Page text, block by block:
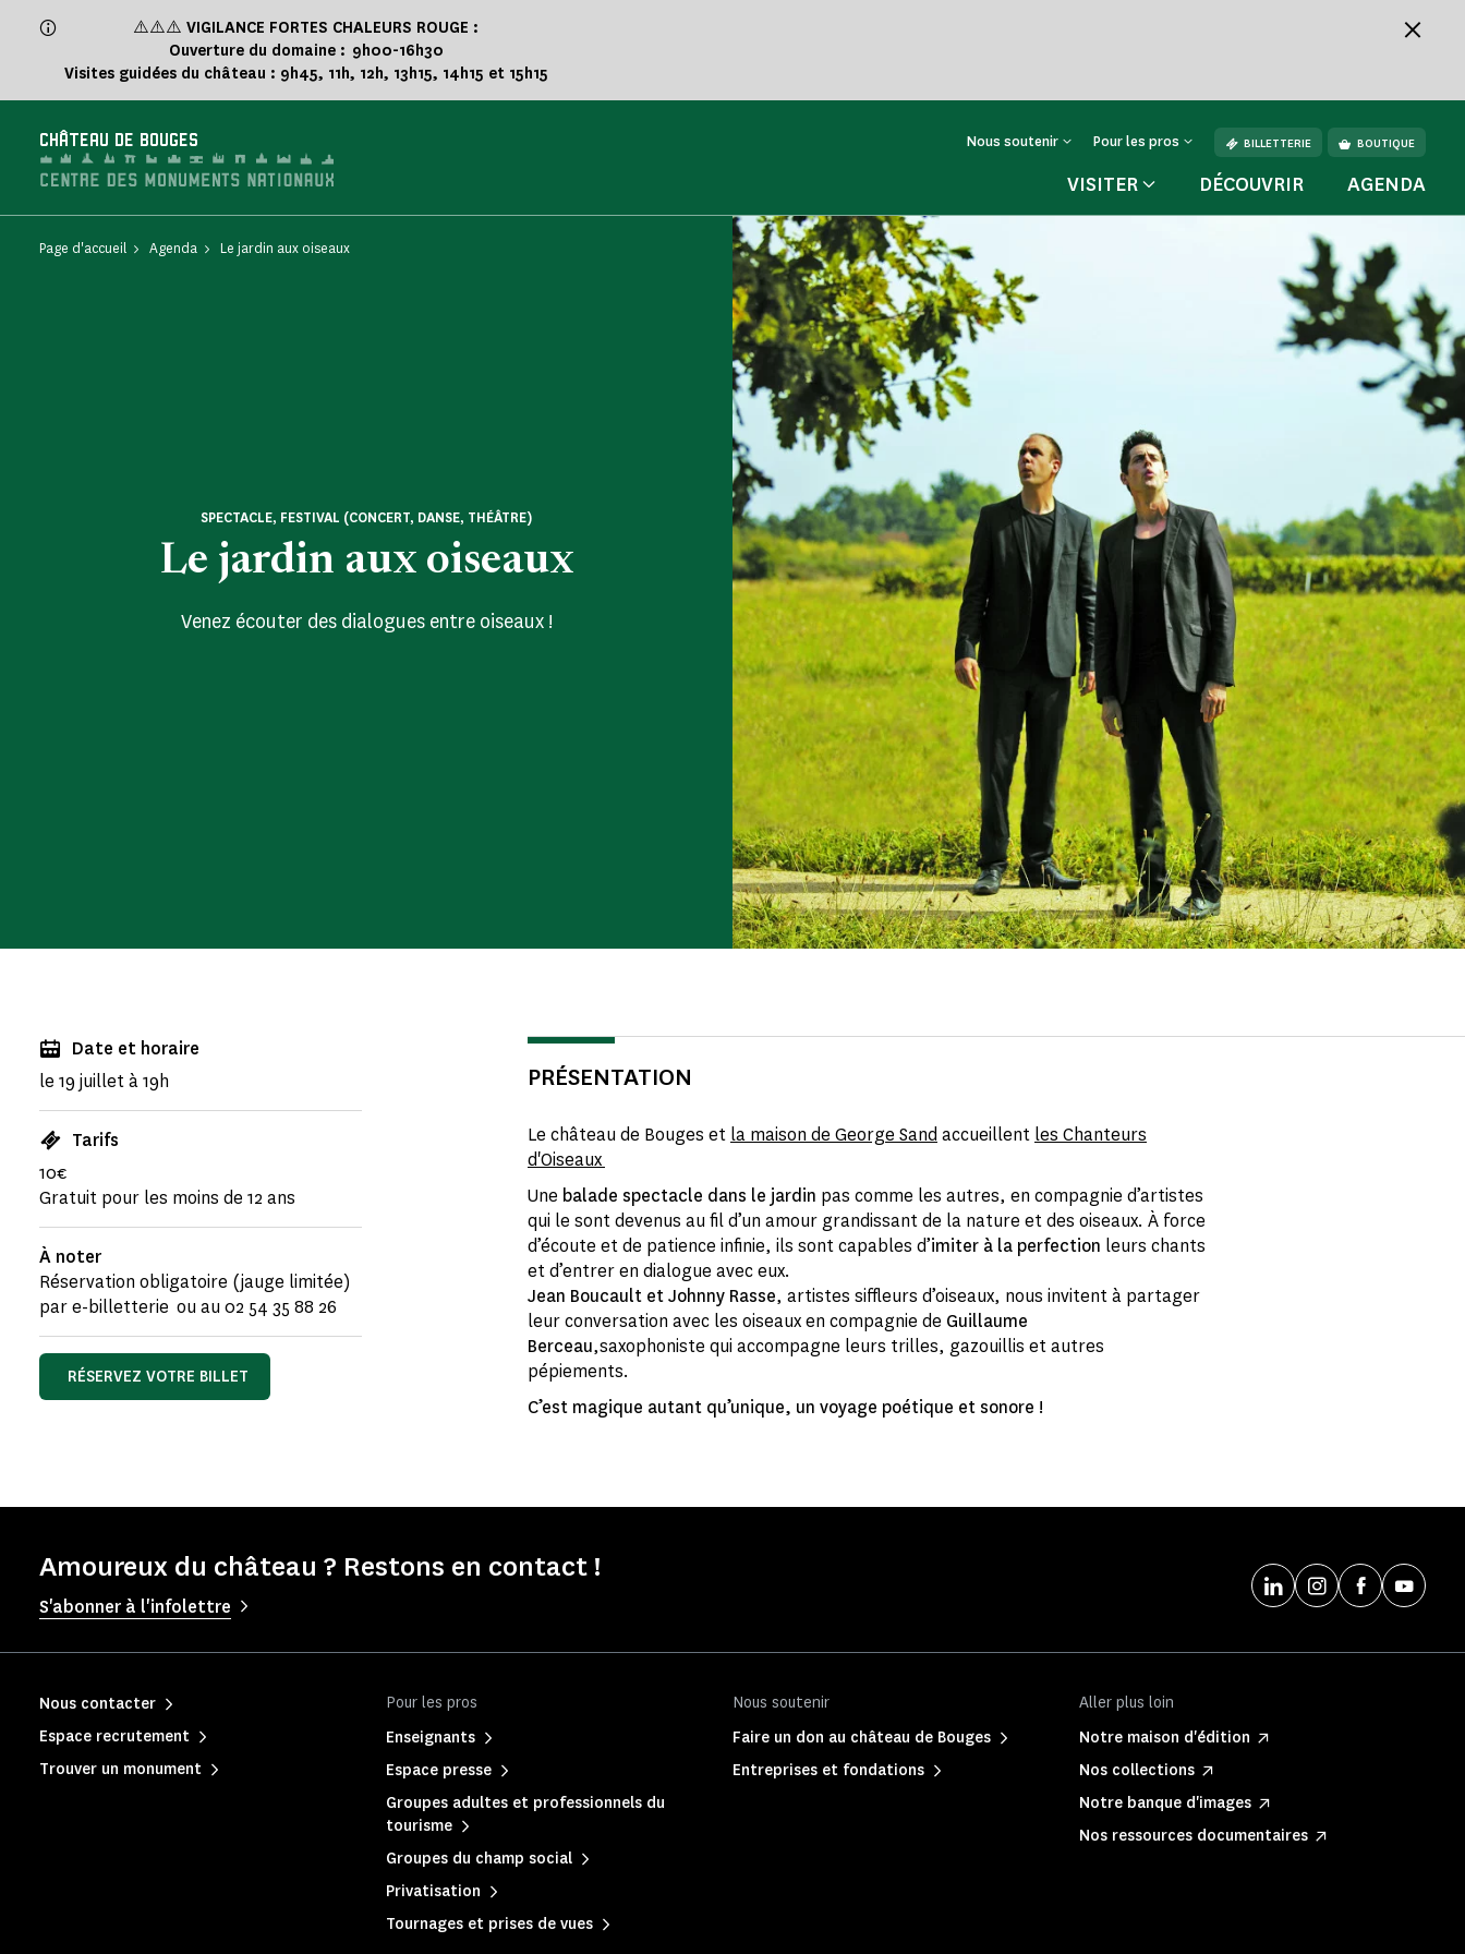
⚠️⚠️⚠️ VIGILANCE FORTES CHALEURS ROUGE :
Ouverture du domaine : 9h00-16h30
Visites guidées du château : 9h45, 11h, 12h, 13h15, 14h15 et 15h15
CHÂTEAU DE BOUGES Nous soutenir Pour les pros BILLETTERIE BOUTIQUE
VISITER DÉCOUVRIR AGENDA
Page d'accueil Agenda Le jardin aux oiseaux
Le jardin aux oiseaux
SPECTACLE, FESTIVAL (CONCERT, DANSE, THÉÂTRE)
Venez écouter des dialogues entre oiseaux !
Date et horaire
le 19 juillet à 19h
Tarifs
10€
Gratuit pour les moins de 12 ans
À noter
Réservation obligatoire (jauge limitée)
par e-billetterie ou au 02 54 35 88 26
RÉSERVEZ VOTRE BILLET
PRÉSENTATION
Le château de Bouges et la maison de George Sand accueillent les Chanteurs
d'Oiseaux
Une balade spectacle dans le jardin pas comme les autres, en compagnie d’artistes
qui le sont devenus au fil d’un amour grandissant de la nature et des oiseaux. À force
d’écoute et de patience infinie, ils sont capables d’imiter à la perfection leurs chants
et d’entrer en dialogue avec eux.
Jean Boucault et Johnny Rasse, artistes siffleurs d’oiseaux, nous invitent à partager
leur conversation avec les oiseaux en compagnie de Guillaume
Berceau,saxophoniste qui accompagne leurs trilles, gazouillis et autres
pépiements.
C’est magique autant qu’unique, un voyage poétique et sonore !
Amoureux du château ? Restons en contact !
S'abonner à l'infolettre
Pour les pros
Enseignants
Espace presse
Groupes adultes et professionnels du
tourisme
Groupes du champ social
Privatisation
Tournages et prises de vues
Nous soutenir
Faire un don au château de Bouges
Entreprises et fondations
Aller plus loin
Notre maison d'édition
Nos collections
Notre banque d'images
Nos ressources documentaires
Nous contacter
Espace recrutement
Trouver un monument